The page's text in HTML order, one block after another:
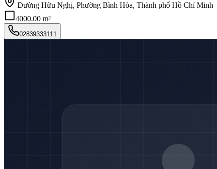
Đường Hữu Nghị, Phường Bình Hòa, Thành phố Hồ Chí Minh
4000.00 m²
02839333111